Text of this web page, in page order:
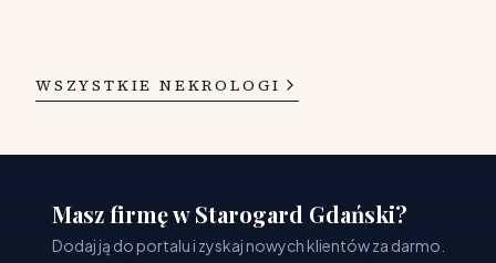
WSZYSTKIE NEKROLOGI
Masz firmę w Starogard Gdański?
Dodaj ją do portalu i zyskaj nowych klientów za darmo.